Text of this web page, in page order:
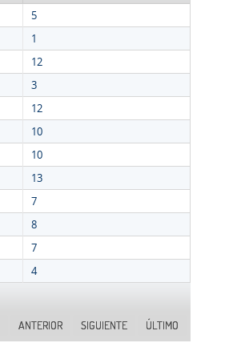
5
1
12
3
12
10
10
13
7
8
7
4
ANTERIOR SIGUIENTE ÚLTIMO